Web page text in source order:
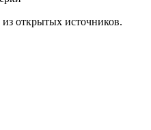
открытых источников.